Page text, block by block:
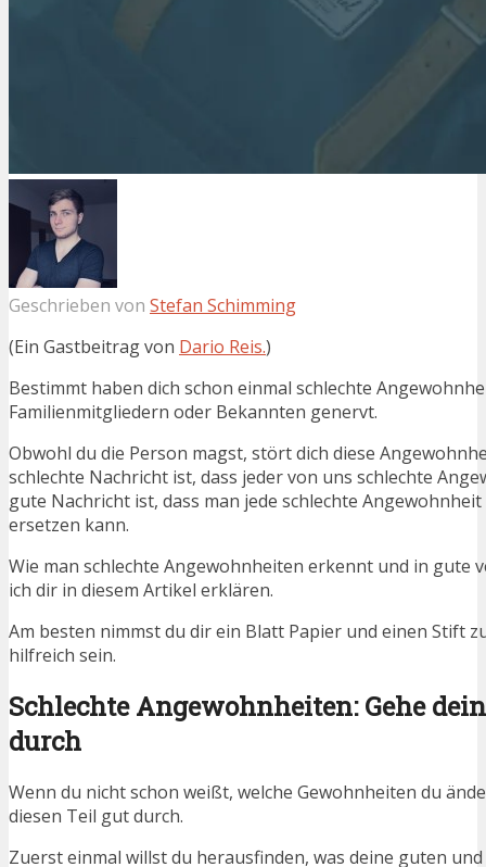
Geschrieben von Stefan Schimming
(Ein Gastbeitrag von Dario Reis.)
Bestimmt haben dich schon einmal schlechte
Familienmitgliedern oder Bekannten genervt.
Obwohl du die Person magst, stört dich diese
schlechte Nachricht ist, dass jeder von uns schlechte
gute Nachricht ist, dass man jede schlechte
ersetzen kann.
Wie man schlechte Angewohnheiten erkennt und in gute
ich dir in diesem Artikel erklären.
Am besten nimmst du dir ein Blatt Papier und einen Stift
hilfreich sein.
Schlechte Angewohnheiten: Gehe
durch
Wenn du nicht schon weißt, welche Gewohnheiten du
diesen Teil gut durch.
Zuerst einmal willst du herausfinden, was deine guten